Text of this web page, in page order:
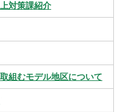
対策課紹介
組むモデル地区について